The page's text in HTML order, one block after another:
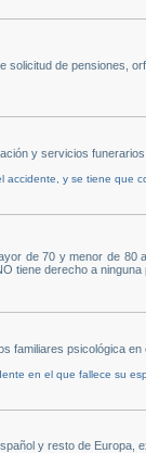
solicitud de pensiones,
y servicios
y se tiene que
de 70 y menor de
tiene derecho a
familiares psicológica
en el que fallece su
y resto de